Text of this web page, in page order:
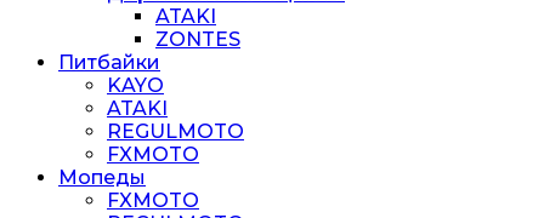
ATAKI
ZONTES
Питбайки
KAYO
ATAKI
REGULMOTO
FXMOTO
Мопеды
FXMOTO